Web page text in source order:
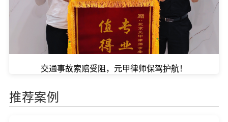
交通事故索赔受阻，元甲律师保驾护航！
推荐案例